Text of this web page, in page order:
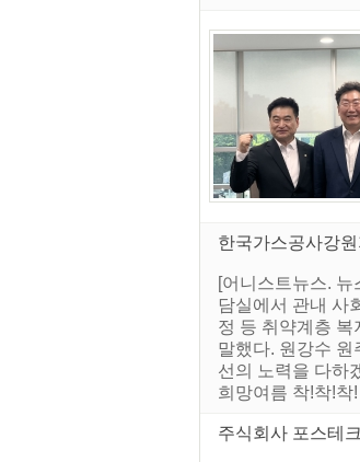
한국가스공사강
[어니스트뉴스.
담실에서 관내 사
정 등 취약계층 복
말했다. 원강수 원
선의 노력을 다하
희망여름 착!착!착
주식회사 포스테